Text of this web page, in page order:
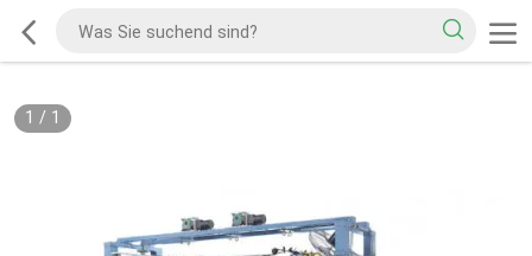
1 / 1